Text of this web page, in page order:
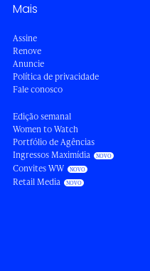
Mais
Assine
Renove
Anuncie
Política de privacidade
Fale conosco
Edição semanal
Women to Watch
Portfólio de Agências
Ingressos Maximídia
Convites WW
Retail Media